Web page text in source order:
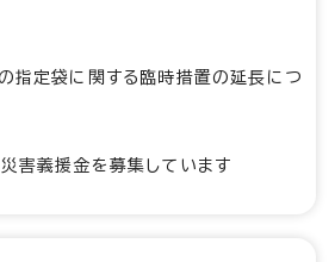
指定袋に関する臨時措置の延長につ
害義援金を募集しています